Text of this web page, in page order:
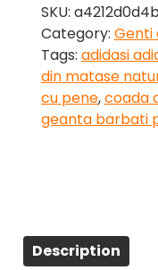
SKU:
Category: Genti
Tags: adidasi
din matase
cu pene,coada
geanta barbati
Description